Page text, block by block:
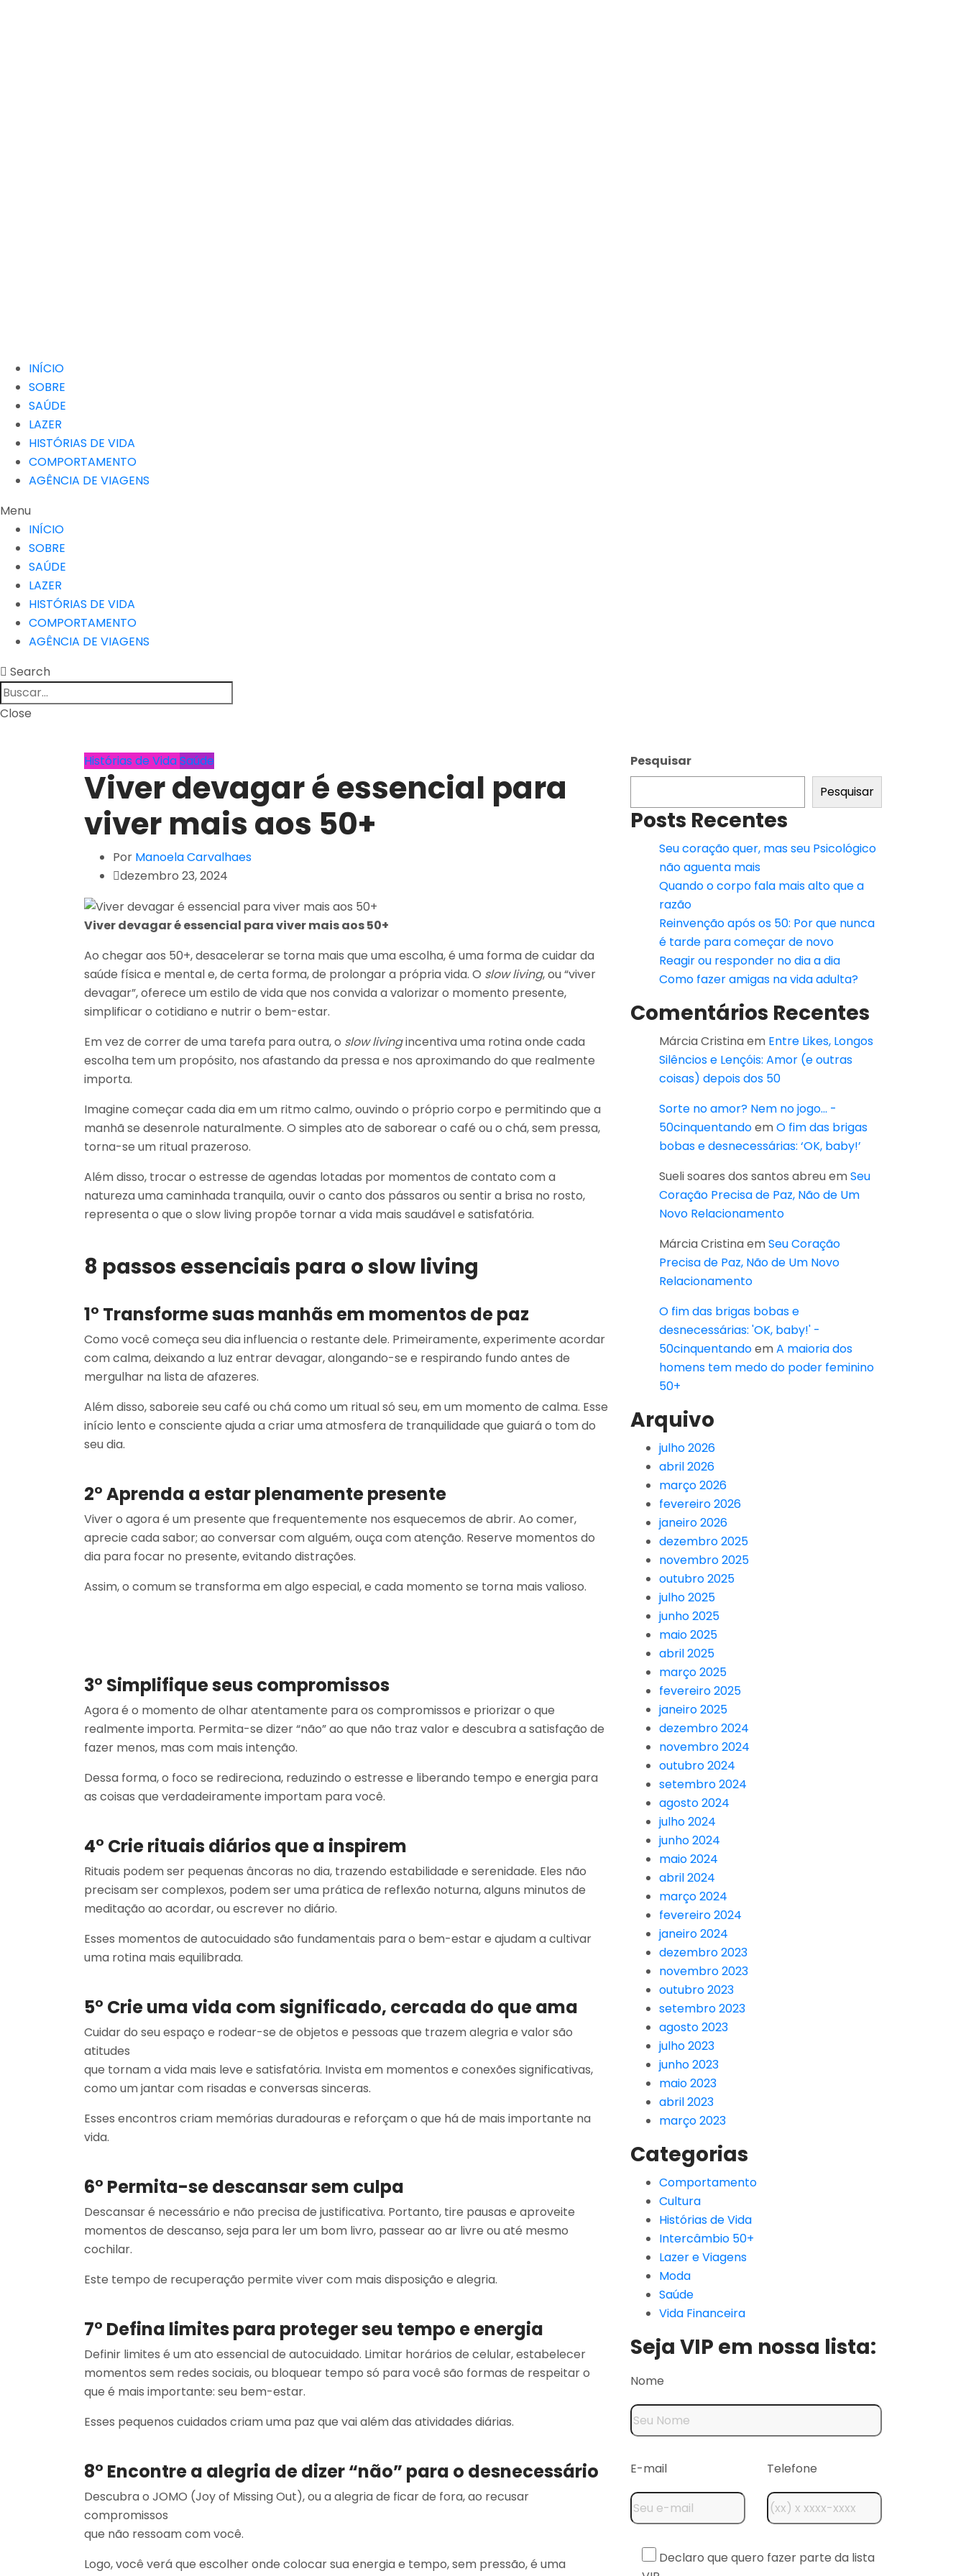
INÍCIO
SOBRE
SAÚDE
LAZER
HISTÓRIAS DE VIDA
COMPORTAMENTO
AGÊNCIA DE VIAGENS
Menu
INÍCIO
SOBRE
SAÚDE
LAZER
HISTÓRIAS DE VIDA
COMPORTAMENTO
AGÊNCIA DE VIAGENS
Search
Close
Histórias de VidaSaúde
Viver devagar é essencial para
viver mais aos 50+
Por Manoela Carvalhaes
dezembro 23, 2024
Viver devagar é essencial para viver mais aos 50+
Ao chegar aos 50+, desacelerar se torna mais que uma escolha, é uma forma de cuidar da
saúde física e mental e, de certa forma, de prolongar a própria vida. O slow living, ou “viver
devagar”, oferece um estilo de vida que nos convida a valorizar o momento presente,
simplificar o cotidiano e nutrir o bem-estar.
Em vez de correr de uma tarefa para outra, o slow livingincentiva uma rotina onde cada
escolha tem um propósito, nos afastando da pressa e nos aproximando do que realmente
importa.
Imagine começar cada dia em um ritmo calmo, ouvindo o próprio corpo e permitindo que a
manhã se desenrole naturalmente. O simples ato de saborear o café ou o chá, sem pressa,
torna-se um ritual prazeroso.
Além disso, trocar o estresse de agendas lotadas por momentos de contato com a
natureza uma caminhada tranquila, ouvir o canto dos pássaros ou sentir a brisa no rosto,
representa o que o slow living propõe tornar a vida mais saudável e satisfatória.
8 passos essenciais para o slow living
1° Transforme suas manhãs em momentos de paz
Como você começa seu dia influencia o restante dele. Primeiramente, experimente acordar
com calma, deixando a luz entrar devagar, alongando-se e respirando fundo antes de
mergulhar na lista de afazeres.
Além disso, saboreie seu café ou chá como um ritual só seu, em um momento de calma. Esse
início lento e consciente ajuda a criar uma atmosfera de tranquilidade que guiará o tom do
seu dia.
2° Aprenda a estar plenamente presente
Viver o agora é um presente que frequentemente nos esquecemos de abrir. Ao comer,
aprecie cada sabor; ao conversar com alguém, ouça com atenção. Reserve momentos do
dia para focar no presente, evitando distrações.
Assim, o comum se transforma em algo especial, e cada momento se torna mais valioso.
3° Simplifique seus compromissos
Agora é o momento de olhar atentamente para os compromissos e priorizar o que
realmente importa. Permita-se dizer “não” ao que não traz valor e descubra a satisfação de
fazer menos, mas com mais intenção.
Dessa forma, o foco se redireciona, reduzindo o estresse e liberando tempo e energia para
as coisas que verdadeiramente importam para você.
4° Crie rituais diários que a inspirem
Rituais podem ser pequenas âncoras no dia, trazendo estabilidade e serenidade. Eles não
precisam ser complexos, podem ser uma prática de reflexão noturna, alguns minutos de
meditação ao acordar, ou escrever no diário.
Esses momentos de autocuidado são fundamentais para o bem-estar e ajudam a cultivar
uma rotina mais equilibrada.
5° Crie uma vida com significado, cercada do que ama
Cuidar do seu espaço e rodear-se de objetos e pessoas que trazem alegria e valor são
atitudes
que tornam a vida mais leve e satisfatória. Invista em momentos e conexões significativas,
como um jantar com risadas e conversas sinceras.
Esses encontros criam memórias duradouras e reforçam o que há de mais importante na
vida.
6° Permita-se descansar sem culpa
Descansar é necessário e não precisa de justificativa. Portanto, tire pausas e aproveite
momentos de descanso, seja para ler um bom livro, passear ao ar livre ou até mesmo
cochilar.
Este tempo de recuperação permite viver com mais disposição e alegria.
7° Defina limites para proteger seu tempo e energia
Definir limites é um ato essencial de autocuidado. Limitar horários de celular, estabelecer
momentos sem redes sociais, ou bloquear tempo só para você são formas de respeitar o
que é mais importante: seu bem-estar.
Esses pequenos cuidados criam uma paz que vai além das atividades diárias.
8° Encontre a alegria de dizer “não” para o desnecessário
Descubra o JOMO (Joy of Missing Out), ou a alegria de ficar de fora, ao recusar
compromissos
que não ressoam com você.
Logo, você verá que escolher onde colocar sua energia e tempo, sem pressão, é uma
Pesquisar
Pesquisar
Posts Recentes
Seu coração quer, mas seu Psicológico
não aguenta mais
Quando o corpo fala mais alto que a
razão
Reinvenção após os 50: Por que nunca
é tarde para começar de novo
Reagir ou responder no dia a dia
Como fazer amigas na vida adulta?
Comentários Recentes
Márcia Cristinaem Entre Likes, Longos
Silêncios e Lençóis: Amor (e outras
coisas) depois dos 50
Sorte no amor? Nem no jogo... -
50cinquentandoemO fim das brigas
bobas e desnecessárias: ‘OK, baby!’
Sueli soares dos santos abreuemSeu
Coração Precisa de Paz, Não de Um
Novo Relacionamento
Márcia CristinaemSeu Coração
Precisa de Paz, Não de Um Novo
Relacionamento
O fim das brigas bobas e
desnecessárias: 'OK, baby!' -
50cinquentandoemA maioria dos
homens tem medo do poder feminino
50+
Arquivo
julho 2026
abril 2026
março 2026
fevereiro 2026
janeiro 2026
dezembro 2025
novembro 2025
outubro 2025
julho 2025
junho 2025
maio 2025
abril 2025
março 2025
fevereiro 2025
janeiro 2025
dezembro 2024
novembro 2024
outubro 2024
setembro 2024
agosto 2024
julho 2024
junho 2024
maio 2024
abril 2024
março 2024
fevereiro 2024
janeiro 2024
dezembro 2023
novembro 2023
outubro 2023
setembro 2023
agosto 2023
julho 2023
junho 2023
maio 2023
abril 2023
março 2023
Categorias
Comportamento
Cultura
Histórias de Vida
Intercâmbio 50+
Lazer e Viagens
Moda
Saúde
Vida Financeira
Seja VIP em nossa lista:
Nome
E-mail Telefone
Declaro que quero fazer parte da lista